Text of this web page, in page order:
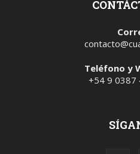
Teléfono y
+54 9 0387